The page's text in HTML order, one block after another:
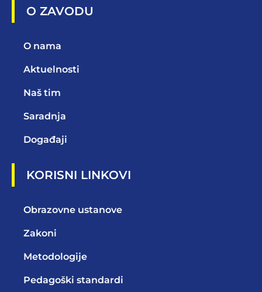
O ZAVODU
O nama
Aktuelnosti
Naš tim
Saradnja
Događaji
KORISNI LINKOVI
Obrazovne ustanove
Zakoni
Metodologije
Pedagoški standardi